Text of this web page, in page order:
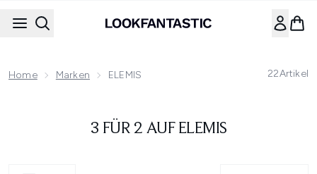
Home Marken ELEMIS 22Artikel
3 FÜR 2 AUF ELEMIS